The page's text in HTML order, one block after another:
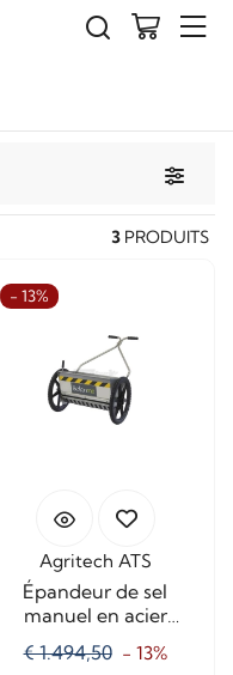
Toggle
3 PRODUITS
- 13%
Agritech ATS
Épandeur de sel
manuel en acier
inoxydable SSM
€ 1.494,50 - 13%